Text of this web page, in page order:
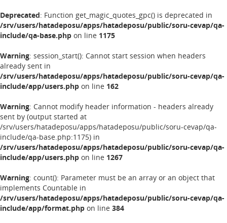
Deprecated: Function get_magic_quotes_gpc() is deprecated in
/srv/users/hatadeposu/apps/hatadeposu/public/soru-cevap/qa-
include/qa-base.php on line 1175
Warning: session_start(): Cannot start session when headers
already sent in
/srv/users/hatadeposu/apps/hatadeposu/public/soru-cevap/qa-
include/app/users.php on line 162
Warning: Cannot modify header information - headers already
sent by (output started at
/srv/users/hatadeposu/apps/hatadeposu/public/soru-cevap/qa-
include/qa-base.php:1175) in
/srv/users/hatadeposu/apps/hatadeposu/public/soru-cevap/qa-
include/app/users.php on line 1267
Warning: count(): Parameter must be an array or an object that
implements Countable in
/srv/users/hatadeposu/apps/hatadeposu/public/soru-cevap/qa-
include/app/format.php on line 384